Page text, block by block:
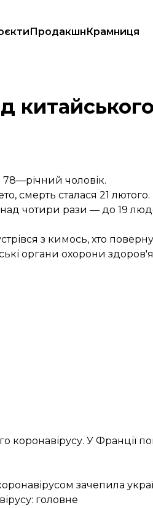
ПродакшнКрамниця
китайського
78—річний чоловік.
смерть сталася 21 лютого.
чотири рази — до 19
з кимось, хто
органи охорони
коронавірусу. У Франції
зачепила
головне